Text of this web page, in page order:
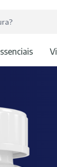
essenciais